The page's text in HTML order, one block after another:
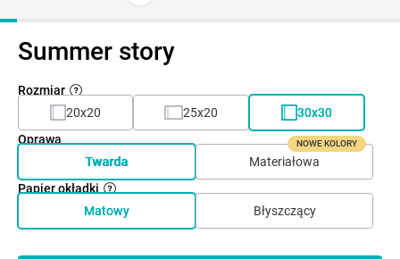
Summer story
Rozmiar
20x20
25x20
30x30
Oprawa
Twarda
Materiałowa
NOWE KOLORY
Papier okładki
Matowy
Błyszczący